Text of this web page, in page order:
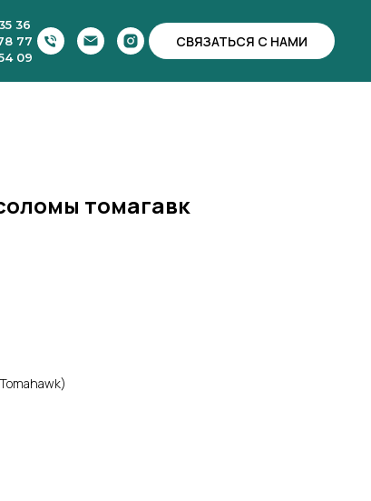
36
77
09
СВЯЗАТЬСЯ С НАМИ
томагавк